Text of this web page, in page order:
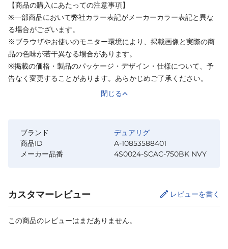
【商品の購入にあたっての注意事項】
※一部商品において弊社カラー表記がメーカーカラー表記と異な
る場合がございます。
※ブラウザやお使いのモニター環境により、掲載画像と実際の商
品の色味が若干異なる場合があります。
※掲載の価格・製品のパッケージ・デザイン・仕様について、予
告なく変更することがあります。あらかじめご了承ください。
閉じる
ブランド
デュアリグ
商品ID
A-10853588401
メーカー品番
4S0024-SCAC-750BK NVY
カスタマーレビュー レビューを書く
この商品のレビューはまだありません。